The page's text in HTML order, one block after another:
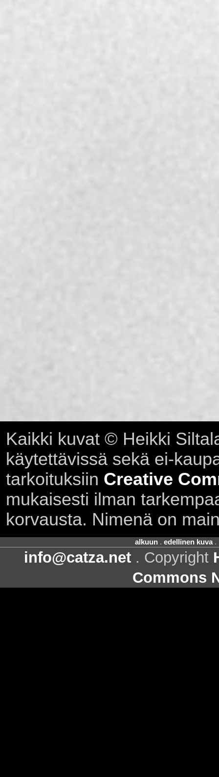
Kaikki kuvat © Heikki
käytettävissä sekä ei-
tarkoituksiin Creative
mukaisesti ilman
korvausta. Nimenä on
alkuun. edellinen kuva.
info@catza.net . Copyright
Commons